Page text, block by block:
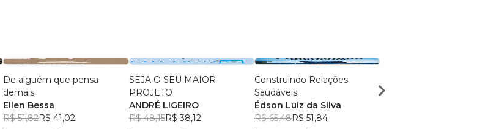
De alguém que pensa
demais
Ellen Bessa
R$ 51,82R$ 41,02
SEJA O SEU MAIOR
PROJETO
ANDRÉ LIGEIRO
R$ 48,15R$ 38,12
Construindo Relações
Saudáveis
Édson Luiz da Silva
R$ 65,48R$ 51,84
Princípios para o